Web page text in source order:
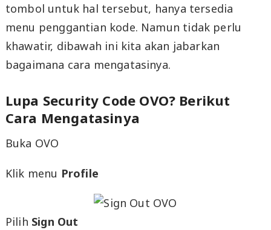
tombol untuk hal tersebut, hanya tersedia
menu penggantian kode. Namun tidak perlu
khawatir, dibawah ini kita akan jabarkan
bagaimana cara mengatasinya.
Lupa Security Code OVO? Berikut
Cara Mengatasinya
Buka OVO
Klik menu Profile
Pilih Sign Out